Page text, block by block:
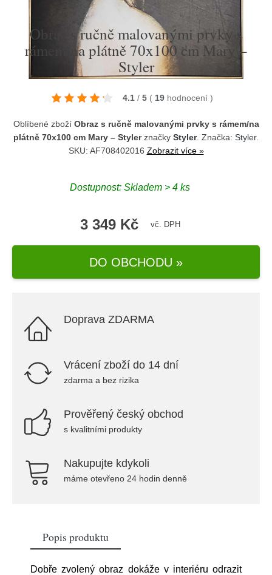
Obraz s ručně malovanými prvky s
rámem/na plátně 70x100 cm Mary –
Styler
4.1 / 5 ( 19 hodnocení )
Oblíbené zboží Obraz s ručně malovanými prvky s rámem/na
plátně 70x100 cm Mary – Stylerznačky Styler. Značka: Styler.
SKU: AF708402016 Zobrazit více »
Dostupnost: Skladem > 4 ks
3 349 Kč vč. DPH
DO OBCHODU »
Doprava ZDARMA
Vrácení zboží do 14 dní
zdarma a bez rizika
Prověřený český obchod
s kvalitními produkty
Nakupujte kdykoli
máme otevřeno 24 hodin denně
Popis produktu
Dobře zvolený obraz dokáže v interiéru odrazit